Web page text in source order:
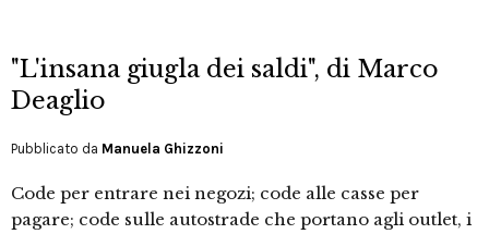
"L'insana giugla dei saldi", di Marco
Deaglio
Pubblicato da Manuela Ghizzoni
Code per entrare nei negozi; code alle casse per
pagare; code sulle autostrade che portano agli outlet, i